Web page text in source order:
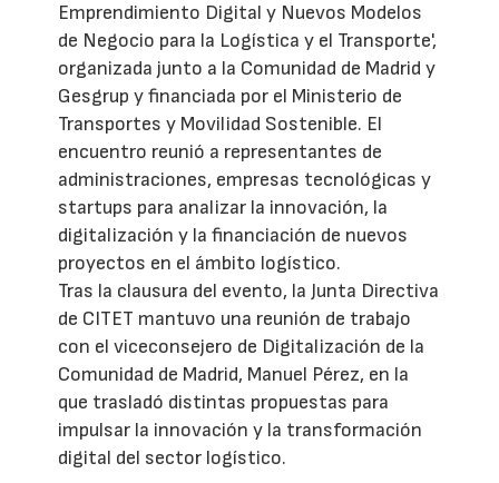
Emprendimiento Digital y Nuevos Modelos
de Negocio para la Logística y el Transporte',
organizada junto a la Comunidad de Madrid y
Gesgrup y financiada por el Ministerio de
Transportes y Movilidad Sostenible. El
encuentro reunió a representantes de
administraciones, empresas tecnológicas y
startups para analizar la innovación, la
digitalización y la financiación de nuevos
proyectos en el ámbito logístico.
Tras la clausura del evento, la Junta Directiva
de CITET mantuvo una reunión de trabajo
con el viceconsejero de Digitalización de la
Comunidad de Madrid, Manuel Pérez, en la
que trasladó distintas propuestas para
impulsar la innovación y la transformación
digital del sector logístico.